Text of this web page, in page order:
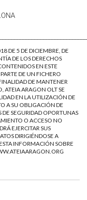
DE 5 DE DICIEMBRE, DE
DE LOS DERECHOS
EN ESTE
DE UN FICHERO
DE MANTENER
ATEIA ARAGON OLT SE
EN LA UTILIZACIÓN DE
A SU OBLIGACIÓN DE
DE SEGURIDAD OPORTUNAS
O ACCESO NO
EJERCITAR SUS
DIRIGIÉNDOSE A
INFORMACIÓN SOBRE